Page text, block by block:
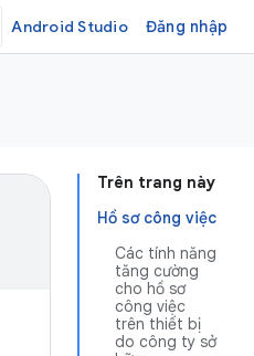
Android Studio Đăng nhập
Trên trang này
Hồ sơ công việc
Các tính năng
tăng cường
cho hồ sơ
công việc
trên thiết bị
do công ty sở